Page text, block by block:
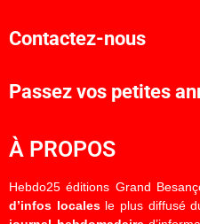
Contactez-nous
Passez vos petites
À PROPOS
Hebdo25 éditions Grand
d’infos localesle plus diffusé